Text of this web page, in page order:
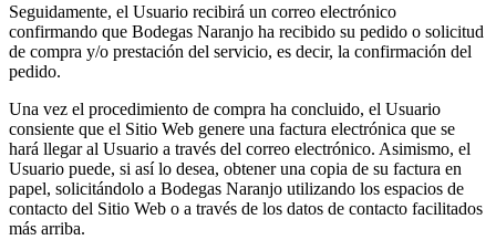
Seguidamente, el Usuario recibirá un correo electrónico
confirmando que Bodegas Naranjo ha recibido su pedido o solicitud
de compra y/o prestación del servicio, es decir, la confirmación del
pedido.
Una vez el procedimiento de compra ha concluido, el Usuario
consiente que el Sitio Web genere una factura electrónica que se
hará llegar al Usuario a través del correo electrónico. Asimismo, el
Usuario puede, si así lo desea, obtener una copia de su factura en
papel, solicitándolo a Bodegas Naranjo utilizando los espacios de
contacto del Sitio Web o a través de los datos de contacto facilitados
más arriba.